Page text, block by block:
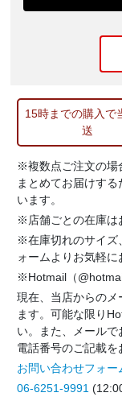
15時までの購入で
送
※複数点ご注文の場
まとめてお届けす
います。
※店舗ごとの在庫は
※在庫切れのサイズ
ォームよりお気軽に
※Hotmail（
現在、当店からのメ
ます。可能な限り
い。また、メール
電話番号のご記載を
お問い合わせフォー
06-6251-9991